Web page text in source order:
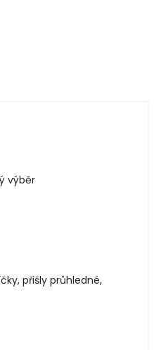
výběr
přišly průhledné,